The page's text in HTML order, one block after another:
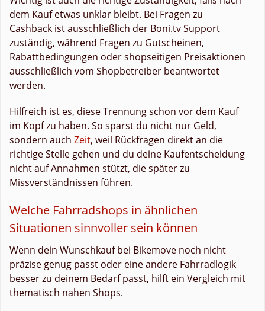
dem Kauf etwas unklar bleibt. Bei Fragen zu
Cashback ist ausschließlich der Boni.tv Support
zuständig, während Fragen zu Gutscheinen,
Rabattbedingungen oder shopseitigen Preisaktionen
ausschließlich vom Shopbetreiber beantwortet
werden.
Hilfreich ist es, diese Trennung schon vor dem Kauf
im Kopf zu haben. So sparst du nicht nur Geld,
sondern auch Zeit, weil Rückfragen direkt an die
richtige Stelle gehen und du deine Kaufentscheidung
nicht auf Annahmen stützt, die später zu
Missverständnissen führen.
Welche Fahrradshops in ähnlichen
Situationen sinnvoller sein können
Wenn dein Wunschkauf bei Bikemove noch nicht
präzise genug passt oder eine andere Fahrradlogik
besser zu deinem Bedarf passt, hilft ein Vergleich mit
thematisch nahen Shops.